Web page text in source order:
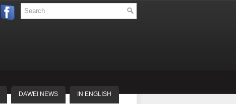
DAWEI NEWS IN ENGLISH